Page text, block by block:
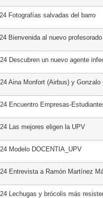
Fotografías salvadas del barro
Bienvenida al nuevo profesorado
Descubren un nuevo agente
Aina Monfort (Airbus) y
Encuentro Empresas-
Las mejores eligen la UPV
Modelo DOCENTIA_UPV
Entrevista a Ramón Martínez
Lechugas y brócolis más